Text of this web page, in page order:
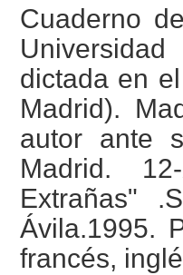
Cuaderno
dictada en
Madrid).
autor ante
Madrid.
Extrañas"
Ávila.1995.
francés,